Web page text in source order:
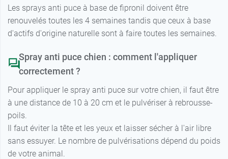
Les sprays anti puce à base de fipronil doivent être
renouvelés toutes les 4 semaines tandis que ceux à base
d'actifs d'origine naturelle sont à faire toutes les semaines.
Spray anti puce chien : comment l'appliquer
correctement ?
Pour appliquer le spray anti puce sur votre chien, il faut être
à une distance de 10 à 20 cm et le pulvériser à rebrousse-
poils.
Il faut éviter la tête et les yeux et laisser sécher à l'air libre
sans essuyer. Le nombre de pulvérisations dépend du poids
de votre animal.